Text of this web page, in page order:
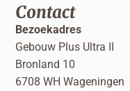
Contact
Bezoekadres
Gebouw Plus Ultra II
Bronland 10
6708 WH Wageningen